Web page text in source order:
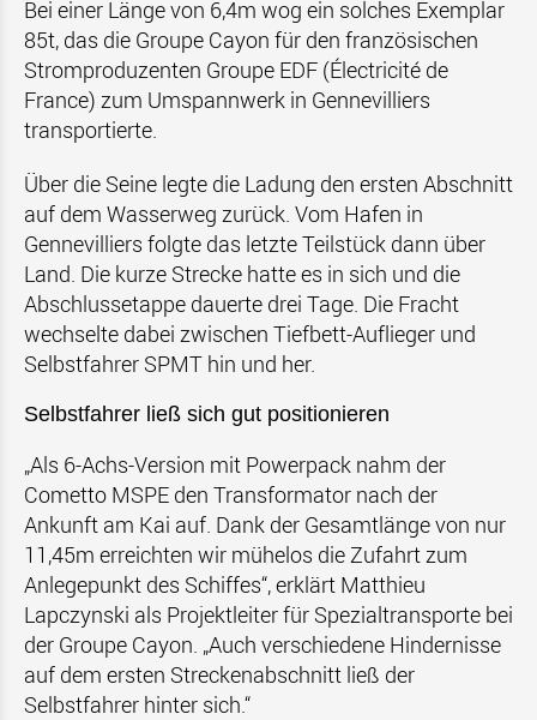
Bei einer Länge von 6,4m wog ein solches Exemplar
85t, das die Groupe Cayon für den französischen
Stromproduzenten Groupe EDF (Électricité de
France) zum Umspannwerk in Gennevilliers
transportierte.
Über die Seine legte die Ladung den ersten Abschnitt
auf dem Wasserweg zurück. Vom Hafen in
Gennevilliers folgte das letzte Teilstück dann über
Land. Die kurze Strecke hatte es in sich und die
Abschlussetappe dauerte drei Tage. Die Fracht
wechselte dabei zwischen Tiefbett-Auflieger und
Selbstfahrer SPMT hin und her.
Selbstfahrer ließ sich gut positionieren
„Als 6-Achs-Version mit Powerpack nahm der
Cometto MSPE den Transformator nach der
Ankunft am Kai auf. Dank der Gesamtlänge von nur
11,45m erreichten wir mühelos die Zufahrt zum
Anlegepunkt des Schiffes“, erklärt Matthieu
Lapczynski als Projektleiter für Spezialtransporte bei
der Groupe Cayon. „Auch verschiedene Hindernisse
auf dem ersten Streckenabschnitt ließ der
Selbstfahrer hinter sich.“